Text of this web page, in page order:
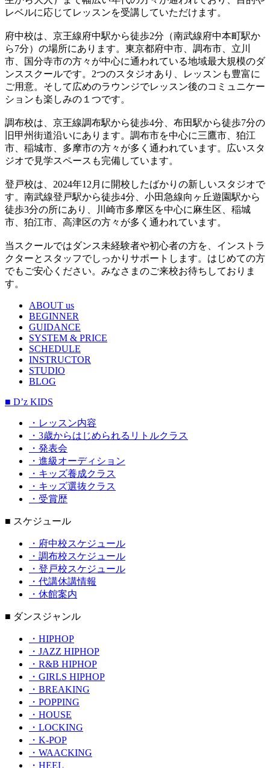
レベルに応じてレッスンを受講していただけます。
府中校は、京王線府中駅から徒歩2分（南武線府中本町駅か
ら7分）の場所にあります。東京都府中市、調布市、立川
市、国分寺市の方々が中心に通われている地域最大規模のダ
ンススクールです。2つのスタジオあり、レッスンも豊富に
ご用意。そして広めのラウンジでレッスン後のコミュニケー
ションも楽しみの１つです。
調布校は、京王線調布駅から徒歩4分、布田駅から徒歩7分の
旧甲州街道沿いにあります。調布市を中心に三鷹市、狛江
市、稲城市、多摩市の方々が多く通われています。広いスタ
ジオで見学スペースも完備しています。
登戸校は、2024年12月に開校したばかりの新しいスタジオで
す。南武線登戸駅から徒歩4分、小田急線向ヶ丘遊園駅から
徒歩3分の所にあり、川崎市多摩区を中心に麻生区、稲城
市、狛江市、高津区の方々が多く通われています。
当スクールではダンス未経験者や初心者の方を、インストラ
クターとスタッフでしっかりサポートします。はじめての方
でもご安心ください。みなさまのご来校お待ちしておりま
す。
ABOUT us
BEGINNER
GUIDANCE
SYSTEM & PRICE
SCHEDULE
INSTRUCTOR
STUDIO
BLOG
■ D’z KIDS
・レッスン内容
・3歳からはじめられるリトルクラス
・発表会
・進級オーディション
・キッズ養成クラス
・キッズ選抜クラス
・受賞歴
■ スケジュール
・府中校スケジュール
・調布校スケジュール
・登戸校スケジュール
・代講休講情報
・休館案内
■ ダンスジャンル
・HIPHOP
・JAZZ HIPHOP
・R&B HIPHOP
・GIRLS HIPHOP
・BREAKING
・POPPING
・HOUSE
・LOCKING
・K-POP
・WAACKING
・HEEL